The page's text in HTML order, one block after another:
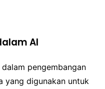
AI
pengembangan
yang digunakan untuk